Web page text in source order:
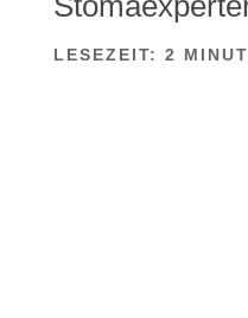
LESEZEIT: 2